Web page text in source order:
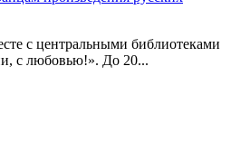
с центральными библиотеками
с любовью!». До 20...